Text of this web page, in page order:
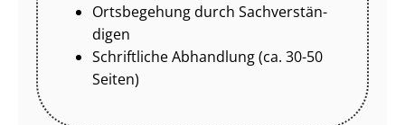
Ortsbegehung durch Sach­ver­stän­
di­gen
Schriftliche Abhandlung (ca. 30-50
Seiten)